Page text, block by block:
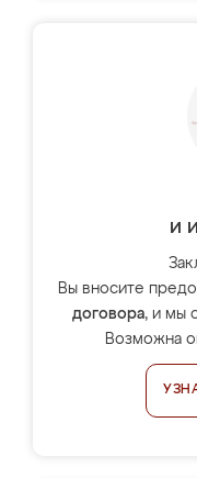
и
Вы вносите
договора, и мы
Возможна